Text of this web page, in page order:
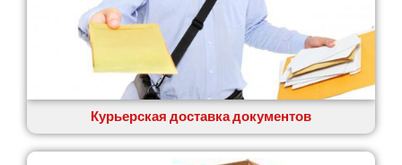
Вита-Почтовая
Вольнянск
Вознесенск
Курьерская доставка документов